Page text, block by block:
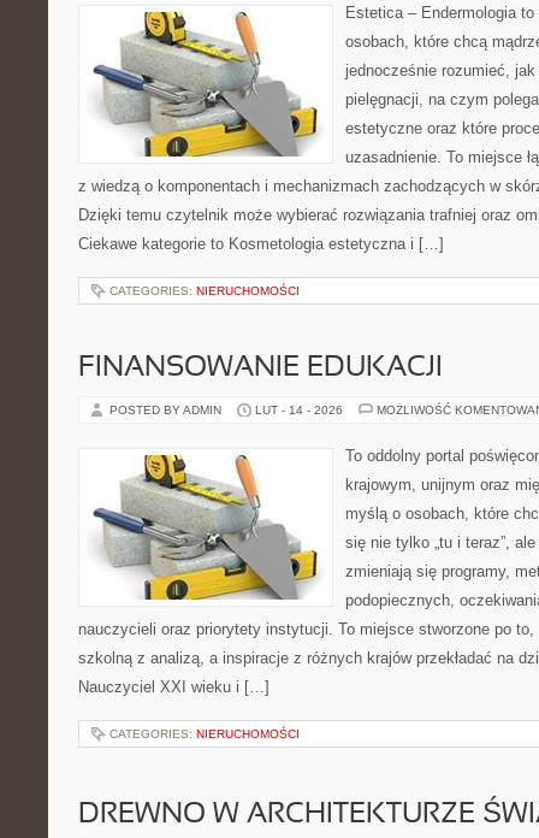
Estetica – Endermologia
osobach, które chcą
jednocześnie rozumieć, jak
pielęgnacji, na czym
estetyczne oraz które
uzasadnienie. To miejsce
z wiedzą o komponentach i mechanizmach zachodzących w
Dzięki temu czytelnik może wybierać rozwiązania trafniej oraz
Ciekawe kategorie to Kosmetologia estetyczna i […]
CATEGORIES: NIERUCHOMOŚCI
FINANSOWANIE EDUKACJI
POSTED BY ADMIN LUT - 14 - 2026 MOŻLIWOŚĆ
To oddolny portal
krajowym, unijnym oraz
myślą o osobach, które
się nie tylko „tu i teraz”,
zmieniają się programy,
podopiecznych,
nauczycieli oraz priorytety instytucji. To miejsce stworzone po to,
szkolną z analizą, a inspiracje z różnych krajów przekładać na
Nauczyciel XXI wieku i […]
CATEGORIES: NIERUCHOMOŚCI
DREWNO W ARCHITEKTURZE